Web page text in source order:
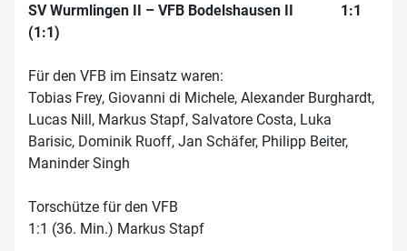
SV Wurmlingen II – VFB Bodelshausen II 1:1
(1:1)
Für den VFB im Einsatz waren:
Tobias Frey, Giovanni di Michele, Alexander Burghardt,
Lucas Nill, Markus Stapf, Salvatore Costa, Luka
Barisic, Dominik Ruoff, Jan Schäfer, Philipp Beiter,
Maninder Singh
Torschütze für den VFB
1:1 (36. Min.) Markus Stapf